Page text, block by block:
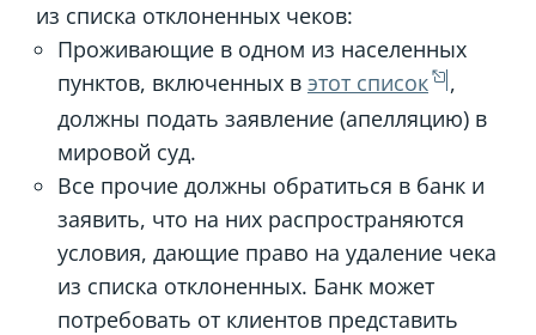
из списка отклоненных чеков:
Проживающие в одном из населенных
пунктов, включенных в этот список
,
должны подать заявление (апелляцию) в
мировой суд.
Все прочие должны обратиться в банк и
заявить, что на них распространяются
условия, дающие право на удаление чека
из списка отклоненных. Банк может
потребовать от клиентов представить